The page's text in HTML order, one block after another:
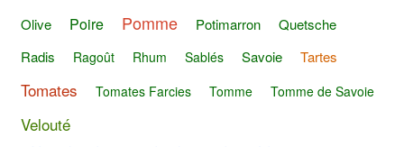
Olive
Poire Pomme Potimarron
Quetsche
Radis
Ragoût Rhum Sablés Savoie Tartes
Tomates Tomates Farcies Tomme Tomme de Savoie
Velouté